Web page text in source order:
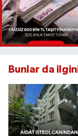
Bunlar da